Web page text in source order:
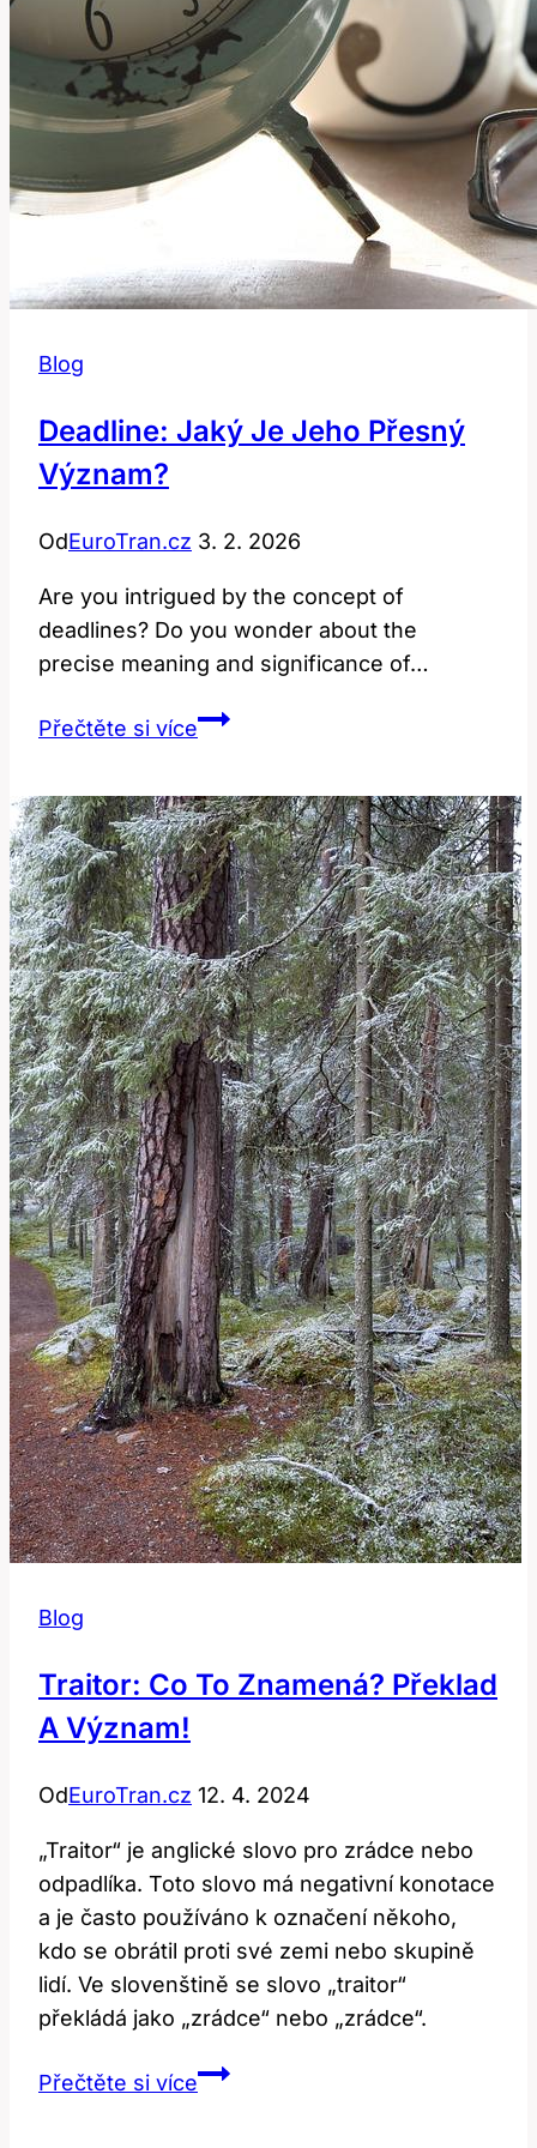
Blog
Deadline: Jaký Je Jeho Přesný
Význam?
OdEuroTran.cz 3. 2. 2026
Are you intrigued by the concept of
deadlines? Do you wonder about the
precise meaning and significance of…
Přečtěte si víceDeadline:
Jeho
Přesný
Význam?
Blog
Traitor: Co To Znamená? Překlad
A Význam!
OdEuroTran.cz 12. 4. 2024
„Traitor“ je anglické slovo pro zrádce nebo
odpadlíka. Toto slovo má negativní konotace
a je často používáno k označení někoho,
kdo se obrátil proti své zemi nebo skupině
lidí. Ve slovenštině se slovo „traitor“
překládá jako „zrádce“ nebo „zrádce“.
Přečtěte si víceTraitor: